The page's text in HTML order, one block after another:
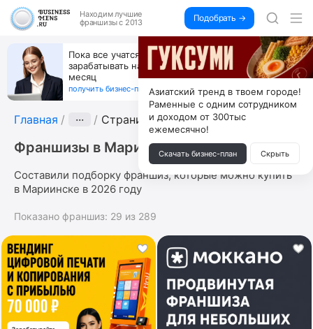
Находим лучшие
франшизы с 2013
Подобрать →
Открой студию, где не колют и не режут,
а делают массаж лица руками и в первый же год
получи 4.5 млн
получить бизнес-план ↓
Главная ··· Страница 5
Франшизы в Мариинске
Составили подборку франшиз, которые можно купить
в Мариинске в 2026 году
Показано франшиз: 29 из 289
Азиатский тренд в твоем городе!
Раменные с одним сотрудником
и доходом от 300тыс
ежемесячно!
Скачать бизнес-план Скрыть